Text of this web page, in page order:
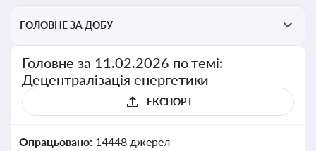
ГОЛОВНЕ ЗА ДОБУ
Головне за 11.02.2026 по темі:
Децентралізація енергетики
ЕКСПОРТ
Опрацьовано: 14448 джерел